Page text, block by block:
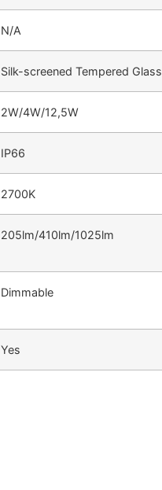
N/A
Silk-screened Tempered Glass
2W/4W/12,5W
IP66
2700K
205lm/410lm/1025lm
Dimmable
Yes